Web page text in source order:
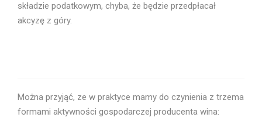
składzie podatkowym, chyba, że będzie przedpłacał
akcyzę z góry.
Można przyjąć, ze w praktyce mamy do czynienia z trzema
formami aktywności gospodarczej producenta wina: